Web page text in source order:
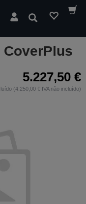
Pesquisar
CoverPlus
5.227,50 €
(4.250,00 € IVA não incluído)